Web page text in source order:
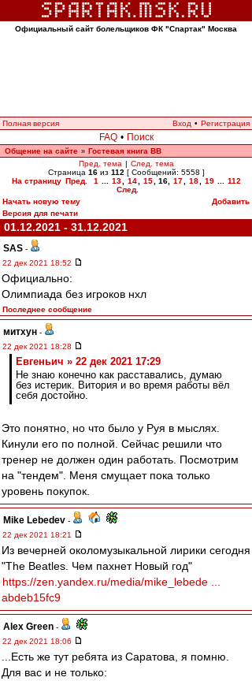
Официальный сайт болельщиков ФК "Спартак" Москва
Полная версия Вход • Регистрация
FAQ • Поиск
Общение на сайте » Гостевая книга ВВ
Пред. тема | След. тема
Страница 16из 112 [ Сообщений: 5558 ]
На страницу Пред. 1 13 14 15 16, 17 18 19
112
След.
Начать новую тему
Добавить
Версия для печати
01.12.2021 - 31.12.2021
SAS -
22 дек 2021 18:52
Официально:
Олимпиада без игроков нхл
Последнее сообщение
митхун -
22 дек 2021 18:28
Евгеньич » 22 дек 2021 17:29
Не знаю конечно как расставались, думаю
без истерик. Витория и во время работы вёл
себя достойно.
Это понятно, но что было у Руя в мыслях.
Кинули его по полной. Сейчас решили что
тренер не должен один работать. Посмотрим
на "тендем". Меня смущает пока только
уровень покупок.
Mike Lebedev -
22 дек 2021 18:21
Из вечерней околомузыкальной лирики сегодня
"The Beatles. Чем пахнет Новый год"
https://zen.yandex.ru/media/mike_lebede ...
abdeb15fc9
Alex Green -
22 дек 2021 18:06
...Есть же тут ребята из Саратова, я помню.
Для вас и не только: